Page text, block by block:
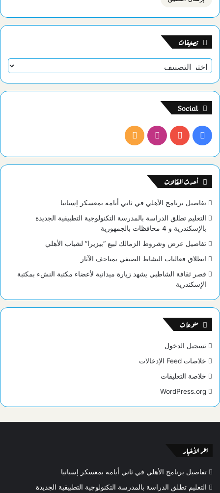
تصنيفات
تصنيفات
Social
فيسبوك يوتيوب انستقرامملخص
الموقع
أحدث المقالات
تفاصيل برنامج الأهلي في ثاني أيامه بمعسكر إسبانيا
التعليم تطلق الدراسة بالمدرسة التكنولوجية التطبيقية الجديدة
بالإسكندرية و 4 محافظات بالجمهورية
تفاصيل عرض وشروط الزمالك لبيع “بيزيرا” لشباب الأهلي
انطلاق فعاليات النشاط الصيفي بمتاحف الآثار
قصر ثقافة الشاطبي يشهد زيارة ميدانية لأعضاء مكتبة النشء بمكتبة
الإسكندرية
منوعات
تسجيل الدخول
خلاصات Feed الإدخالات
خلاصة التعليقات
WordPress.org
اخر الأخبار
تفاصيل برنامج الأهلي في ثاني أيامه بمعسكر إسبانيا
التعليم تطلق الدراسة بالمدرسة التكنولوجية التطبيقية الجديدة